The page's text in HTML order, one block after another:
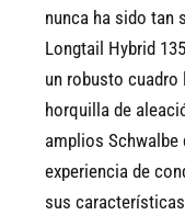
nunca ha sido tan
Longtail Hybrid
un robusto cuadro
horquilla de
amplios Schwalbe
experiencia de
sus